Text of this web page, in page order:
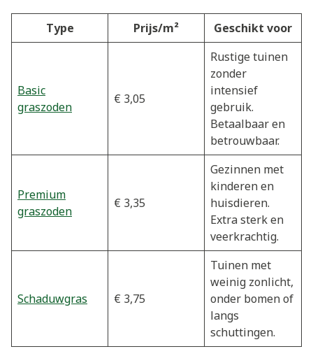
Type Prijs/m² Geschikt voor
Basic
graszoden
€ 3,05
Rustige tuinen
zonder
intensief
gebruik.
Betaalbaar en
betrouwbaar.
Premium
graszoden
€ 3,35
Gezinnen met
kinderen en
huisdieren.
Extra sterk en
veerkrachtig.
Schaduwgras € 3,75
Tuinen met
weinig zonlicht,
onder bomen of
langs
schuttingen.